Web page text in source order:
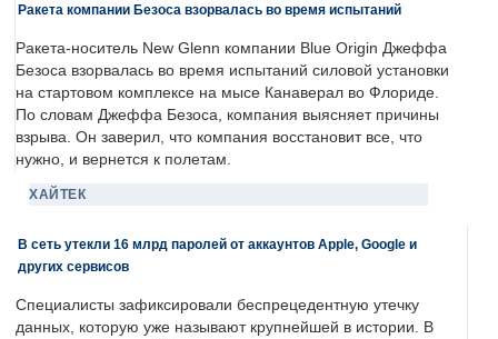
Ракета компании Безоса взорвалась во время испытаний
Ракета-носитель New Glenn компании Blue Origin Джеффа
Безоса взорвалась во время испытаний силовой установки
на стартовом комплексе на мысе Канаверал во Флориде.
По словам Джеффа Безоса, компания выясняет причины
взрыва. Он заверил, что компания восстановит все, что
нужно, и вернется к полетам.
ХАЙТЕК
В сеть утекли 16 млрд паролей от аккаунтов Apple, Google и
других сервисов
Специалисты зафиксировали беспрецедентную утечку
данных, которую уже называют крупнейшей в истории. В